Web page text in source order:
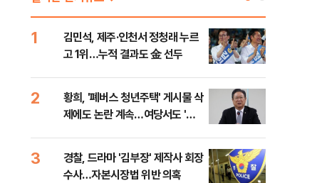
1
김민석, 제주·인천서 정청래 누르
고 1위…누적 결과도 金 선두
2
황희, '폐버스 청년주택' 게시물 삭
제에도 논란 계속…여당서도 '내
3
경찰, 드라마 '김부장' 제작사 회장
수사…자본시장법 위반 의혹